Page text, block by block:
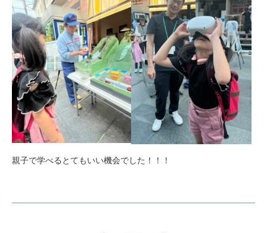
親子で学べるとてもいい機会でした！！！